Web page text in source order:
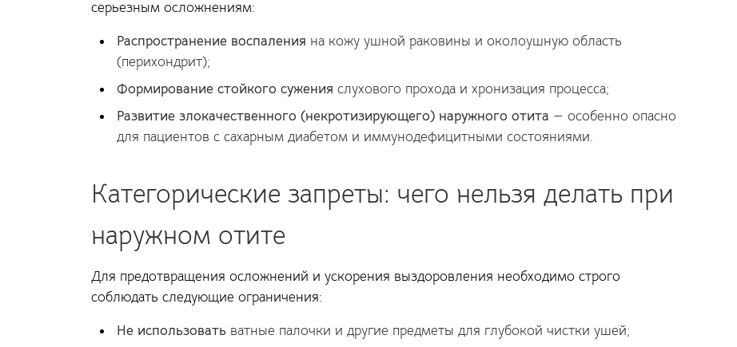
серьезным осложнениям:
Распространение воспаления на кожу ушной раковины и околоушную область
(перихондрит);
Формирование стойкого сужения слухового прохода и хронизация процесса;
Развитие злокачественного (некротизирующего) наружного отита — особенно опасно
для пациентов с сахарным диабетом и иммунодефицитными состояниями.
Категорические запреты: чего нельзя делать при
наружном отите
Для предотвращения осложнений и ускорения выздоровления необходимо строго
соблюдать следующие ограничения:
Не использовать ватные палочки и другие предметы для глубокой чистки ушей;